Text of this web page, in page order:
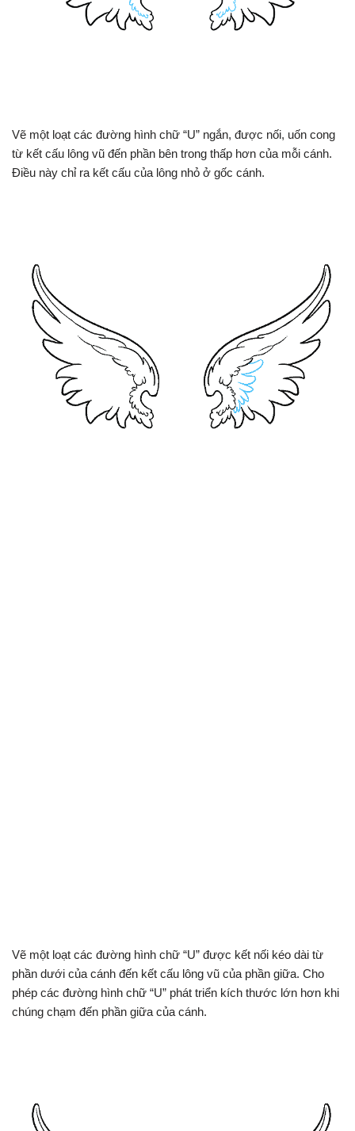
Vẽ một loạt các đường hình chữ “U” ngắn, được nối, uốn cong
từ kết cấu lông vũ đến phần bên trong thấp hơn của mỗi cánh.
Điều này chỉ ra kết cấu của lông nhỏ ở gốc cánh.
Vẽ một loạt các đường hình chữ “U” được kết nối kéo dài từ
phần dưới của cánh đến kết cấu lông vũ của phần giữa. Cho
phép các đường hình chữ “U” phát triển kích thước lớn hơn khi
chúng chạm đến phần giữa của cánh.